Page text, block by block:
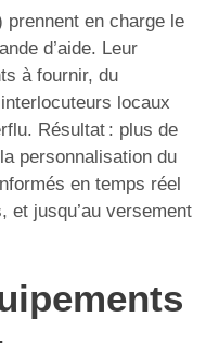
prennent en charge le
d’aide. Leur
à fournir, du
locaux
Résultat : plus de
personnalisation du
en temps réel
et jusqu’au versement